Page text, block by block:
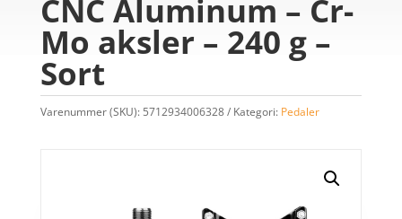
CNC Aluminum – Cr-
Mo aksler – 240 g –
Sort
Varenummer (SKU): 5712934006328 Kategori: Pedaler